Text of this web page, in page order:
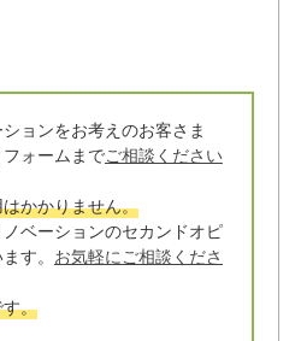
ョンをお考えのお客さま
ォームまでご相談ください
かかりません。
ベーションのセカンドオピ
す。 お気軽にご相談くださ
。